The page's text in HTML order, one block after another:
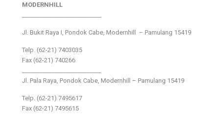
MODERNHILL
Jl. Bukit Raya I, Pondok Cabe, Modernhill – Pamulang 15419
Telp. (62-21) 7403035
Fax (62-21) 740266
Jl. Pala Raya, Pondok Cabe, Modernhill – Pamulang 15419
Telp. (62-21) 7495617
Fax (62-21) 7495615